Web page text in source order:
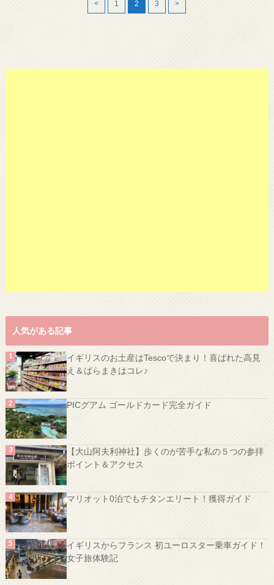
< 1 2 3 >
人気がある記事
イギリスのお土産はTescoで決まり！喜ばれた高見
え＆ばらまきはコレ♪
PICグアム ゴールドカード完全ガイド
【大山阿夫利神社】歩くのが苦手な私の５つの参拝
ポイント＆アクセス
マリオット0泊でもチタンエリート！獲得ガイド
イギリスからフランス 初ユーロスター乗車ガイド！
女子旅体験記